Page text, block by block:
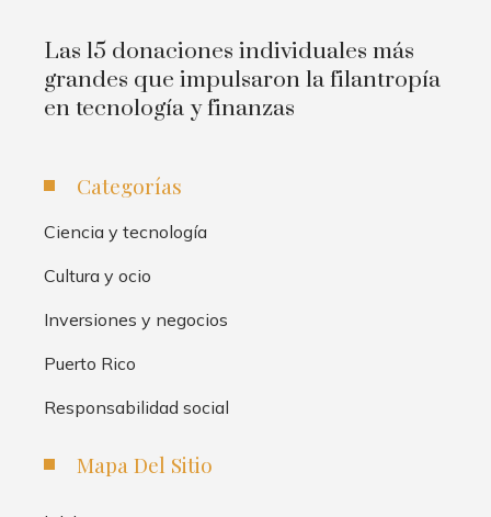
Las 15 donaciones individuales más
grandes que impulsaron la filantropía
en tecnología y finanzas
Categorías
Ciencia y tecnología
Cultura y ocio
Inversiones y negocios
Puerto Rico
Responsabilidad social
Mapa Del Sitio